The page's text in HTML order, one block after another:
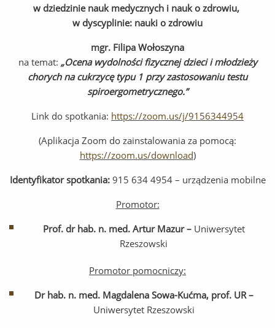
w dziedzinie nauk medycznych i nauk o zdrowiu,
w dyscyplinie: nauki o zdrowiu
mgr. Filipa Wołoszyna
na temat: „Ocena wydolności fizycznej dzieci i młodzieży
chorych na cukrzycę typu 1 przy zastosowaniu testu
spiroergometrycznego.”
Link do spotkania: https://zoom.us/j/9156344954
(Aplikacja Zoom do zainstalowania za pomocą:
https://zoom.us/download)
Identyfikator spotkania:915 634 4954 – urządzenia mobilne
Promotor:
Prof. dr hab. n. med. Artur Mazur – Uniwersytet
Rzeszowski
Promotor pomocniczy:
Dr hab. n. med. Magdalena Sowa-Kućma, prof. UR –
Uniwersytet Rzeszowski